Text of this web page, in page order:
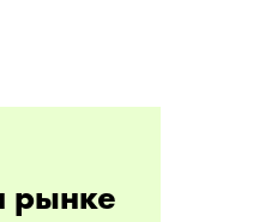
рынке